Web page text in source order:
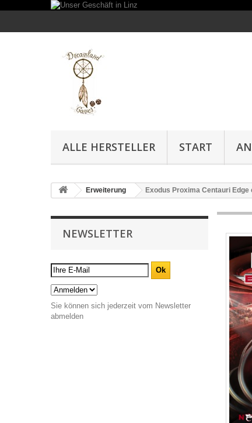
ALLE HERSTELLER START
Erweiterung Exodus Proxima Centauri
NEWSLETTER
Sie können sich jederzeit vom Newsletter
abmelden